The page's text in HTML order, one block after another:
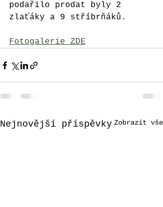
podařilo prodat byly 2
zlaťáky a 9 stříbrňáků.
Fotogalerie ZDE
Nejnovější příspěvky Zobrazit vše